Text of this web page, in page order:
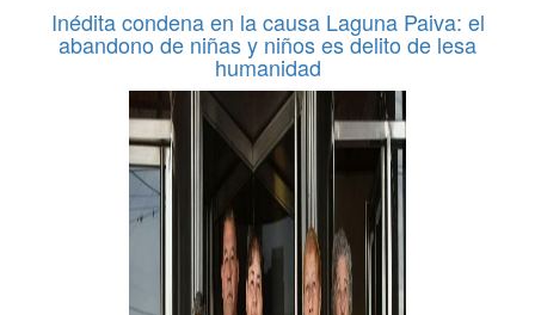
Inédita condena en la causa Laguna Paiva: el
abandono de niñas y niños es delito de lesa
humanidad